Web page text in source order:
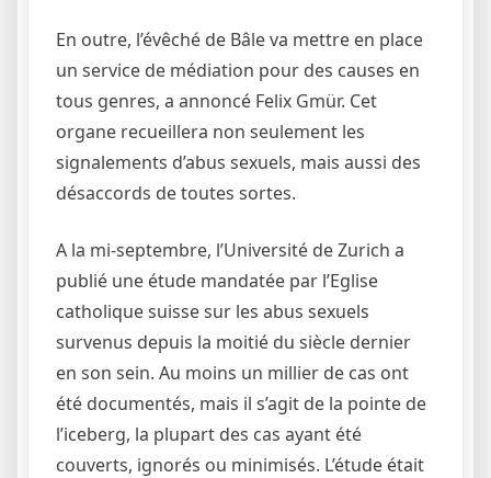
En outre, l’évêché de Bâle va mettre en place
un service de médiation pour des causes en
tous genres, a annoncé Felix Gmür. Cet
organe recueillera non seulement les
signalements d’abus sexuels, mais aussi des
désaccords de toutes sortes.
A la mi-septembre, l’Université de Zurich a
publié une étude mandatée par l’Eglise
catholique suisse sur les abus sexuels
survenus depuis la moitié du siècle dernier
en son sein. Au moins un millier de cas ont
été documentés, mais il s’agit de la pointe de
l’iceberg, la plupart des cas ayant été
couverts, ignorés ou minimisés. L’étude était